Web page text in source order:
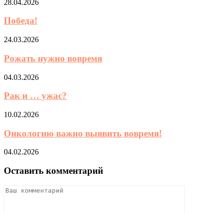
28.04.2026
Победа!
24.03.2026
Рожать нужно вовремя
04.03.2026
Рак и … ужас?
10.02.2026
Онкологию важно выявить вовремя!
04.02.2026
Оставить комментарий